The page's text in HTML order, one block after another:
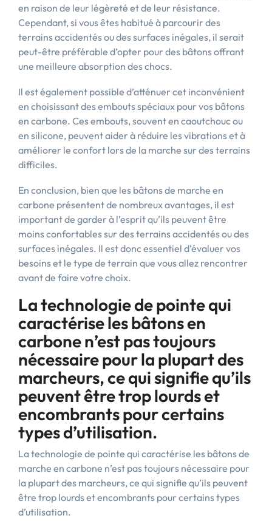
en raison de leur légèreté et de leur résistance.
Cependant, si vous êtes habitué à parcourir des
terrains accidentés ou des surfaces inégales, il serait
peut-être préférable d’opter pour des bâtons offrant
une meilleure absorption des chocs.
Il est également possible d’atténuer cet inconvénient
en choisissant des embouts spéciaux pour vos bâtons
en carbone. Ces embouts, souvent en caoutchouc ou
en silicone, peuvent aider à réduire les vibrations et à
améliorer le confort lors de la marche sur des terrains
difficiles.
En conclusion, bien que les bâtons de marche en
carbone présentent de nombreux avantages, il est
important de garder à l’esprit qu’ils peuvent être
moins confortables sur des terrains accidentés ou des
surfaces inégales. Il est donc essentiel d’évaluer vos
besoins et le type de terrain que vous allez rencontrer
avant de faire votre choix.
La technologie de pointe qui
caractérise les bâtons en
carbone n’est pas toujours
nécessaire pour la plupart des
marcheurs, ce qui signifie qu’ils
peuvent être trop lourds et
encombrants pour certains
types d’utilisation.
La technologie de pointe qui caractérise les bâtons de
marche en carbone n’est pas toujours nécessaire pour
la plupart des marcheurs, ce qui signifie qu’ils peuvent
être trop lourds et encombrants pour certains types
d’utilisation.